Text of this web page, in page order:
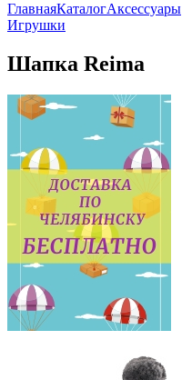
ГлавнаяКаталогАксессуары
Игрушки
Шапка Reima